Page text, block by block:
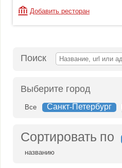
Добавить ресторан
Поиск
Выберите город
Все Санкт-Петербург
Сортировать по
названию